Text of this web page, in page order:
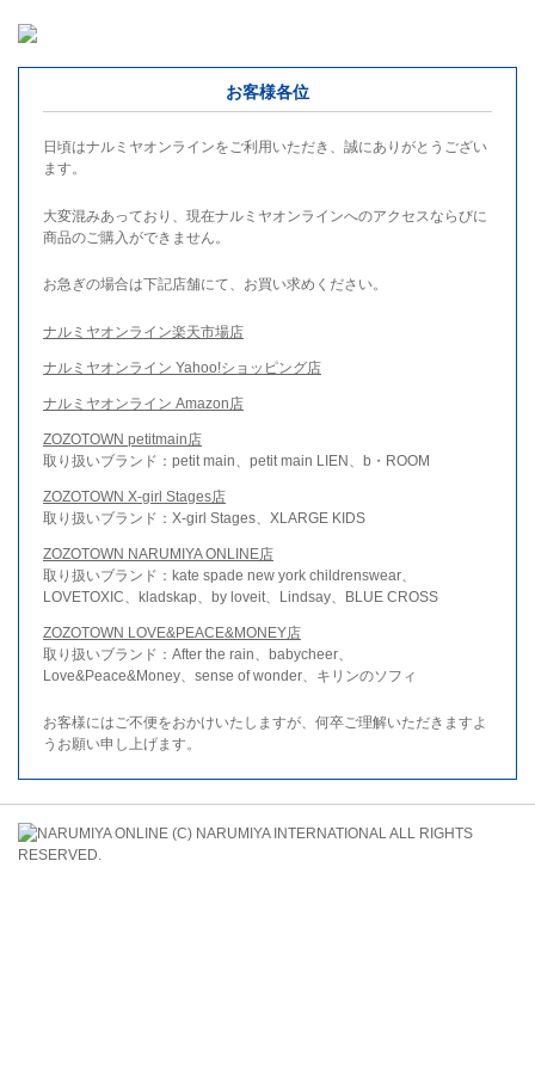
お客様各位
日頃はナルミヤオンラインをご利用いただき、誠にありがとうござい
ます。
大変混みあっており、現在ナルミヤオンラインへのアクセスならびに
商品のご購入ができません。
お急ぎの場合は下記店舗にて、お買い求めください。
ナルミヤオンライン楽天市場店
ナルミヤオンライン Yahoo!ショッピング店
ナルミヤオンライン Amazon店
ZOZOTOWN petitmain店
取り扱いブランド：petit main、petit main LIEN、b・ROOM
ZOZOTOWN X-girl Stages店
取り扱いブランド：X-girl Stages、XLARGE KIDS
ZOZOTOWN NARUMIYA ONLINE店
取り扱いブランド：kate spade new york childrenswear、
LOVETOXIC、kladskap、by loveit、Lindsay、BLUE CROSS
ZOZOTOWN LOVE&PEACE&MONEY店
取り扱いブランド：After the rain、babycheer、
Love&Peace&Money、sense of wonder、キリンのソフィ
お客様にはご不便をおかけいたしますが、何卒ご理解いただきますよ
うお願い申し上げます。